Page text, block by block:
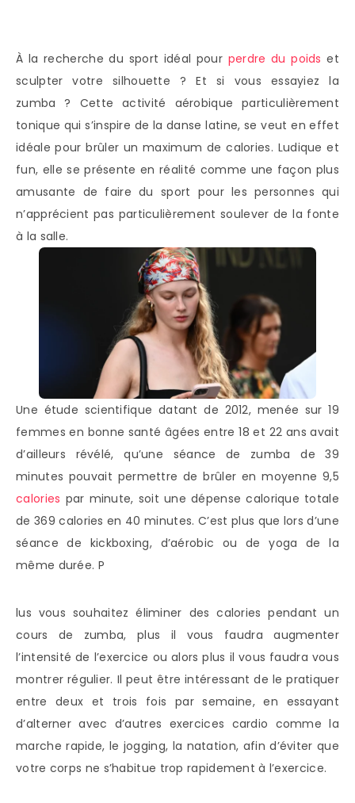
À la recherche du sport idéal pour perdre du poidset
sculpter votre silhouette ? Et si vous essayiez la
zumba ? Cette activité aérobique particulièrement
tonique qui s’inspire de la danse latine, se veut en effet
idéale pour brûler un maximum de calories. Ludique et
fun, elle se présente en réalité comme une façon plus
amusante de faire du sport pour les personnes qui
n’apprécient pas particulièrement soulever de la fonte
à la salle.
Une étude scientifique datant de 2012, menée sur 19
femmes en bonne santé âgées entre 18 et 22 ans avait
d’ailleurs révélé, qu’une séance de zumba de 39
minutes pouvait permettre de brûler en moyenne 9,5
calories par minute, soit une dépense calorique totale
de 369 calories en 40 minutes. C’est plus que lors d’une
séance de kickboxing, d’aérobic ou de yoga de la
même durée. P
lus vous souhaitez éliminer des calories pendant un
cours de zumba, plus il vous faudra augmenter
l’intensité de l’exercice ou alors plus il vous faudra vous
montrer régulier. Il peut être intéressant de le pratiquer
entre deux et trois fois par semaine, en essayant
d’alterner avec d’autres exercices cardio comme la
marche rapide, le jogging, la natation, afin d’éviter que
votre corps ne s’habitue trop rapidement à l’exercice.